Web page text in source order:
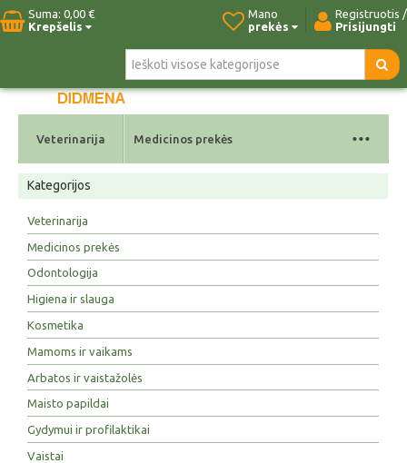
Suma: 0,00 €
Krepšelis
Registruotis /
Prisijungti
Mano
prekės
Pradžia Naujos prekės Kontaktai
Veterinarija Medicinos prekės ...
Kategorijos
Veterinarija
Medicinos prekės
Odontologija
Higiena ir slauga
Kosmetika
Mamoms ir vaikams
Arbatos ir vaistažolės
Maisto papildai
Gydymui ir profilaktikai
Vaistai